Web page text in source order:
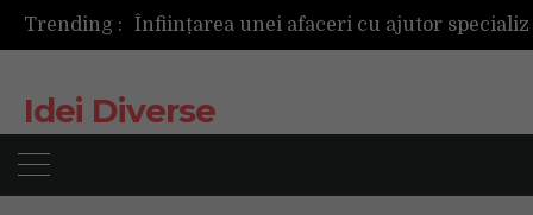
Trending :
Idei Diverse